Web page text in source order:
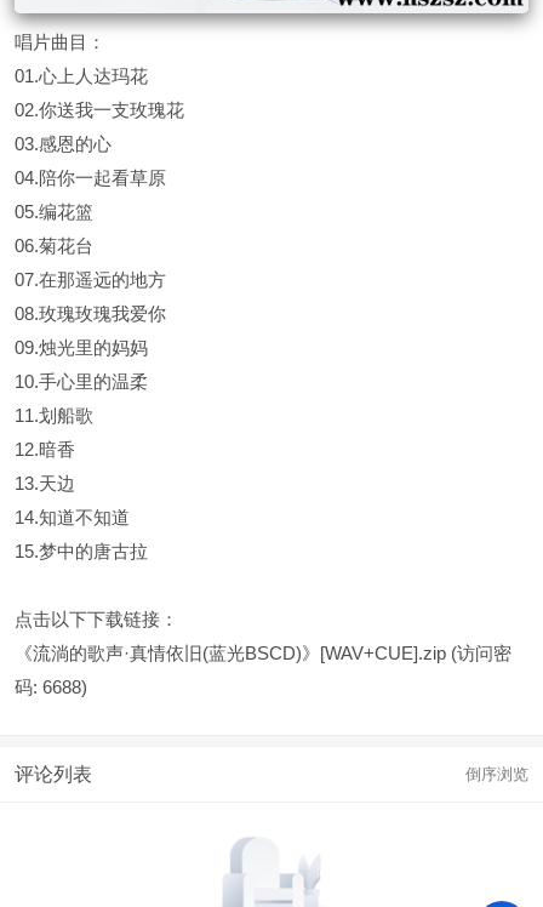
唱片曲目：
01.心上人达玛花
02.你送我一支玫瑰花
03.感恩的心
04.陪你一起看草原
05.编花篮
06.菊花台
07.在那遥远的地方
08.玫瑰玫瑰我爱你
09.烛光里的妈妈
10.手心里的温柔
11.划船歌
12.暗香
13.天边
14.知道不知道
15.梦中的唐古拉
点击以下下载链接：
《流淌的歌声·真情依旧(蓝光BSCD)》[WAV+CUE].zip (访问密
码: 6688)
评论列表 倒序浏览